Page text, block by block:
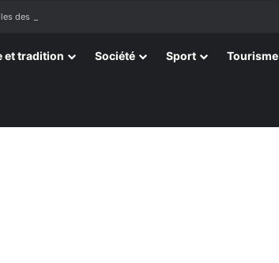
des Ressortissants de Kpélé Govié Apégamé / Sokpé
et tradition Société Sport Tourisme